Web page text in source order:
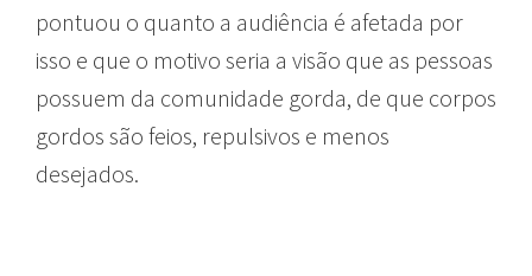
pontuou o quanto a audiência é afetada por
isso e que o motivo seria a visão que as pessoas
possuem da comunidade gorda, de que corpos
gordos são feios, repulsivos e menos
desejados.